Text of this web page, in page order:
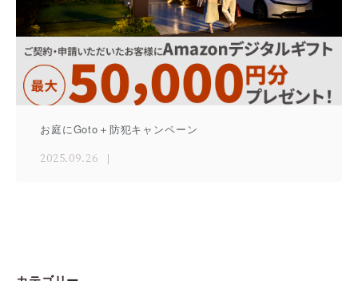
お庭にGoto＋防犯キャンペーン
2025.09.26